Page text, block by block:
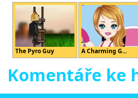
The Pyro Guy A Charming G...
Komentáře ke